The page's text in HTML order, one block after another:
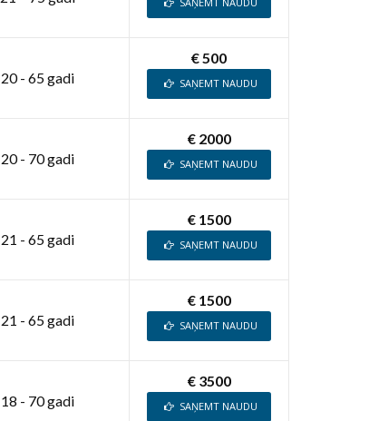
20 - 65 gadi
€ 500
SAŅEMT NAUDU
20 - 70 gadi
€ 2000
SAŅEMT NAUDU
21 - 65 gadi
€ 1500
SAŅEMT NAUDU
21 - 65 gadi
€ 1500
SAŅEMT NAUDU
18 - 70 gadi
€ 3500
SAŅEMT NAUDU